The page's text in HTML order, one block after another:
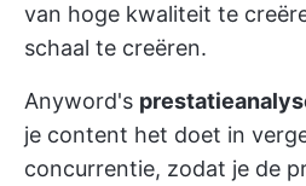
van hoge kwaliteit te
schaal te creëren.
Anyword's
je content het doet in
concurrentie, zodat je de